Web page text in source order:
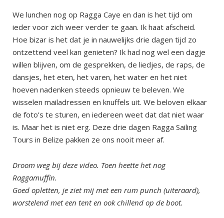
We lunchen nog op Ragga Caye en dan is het tijd om
ieder voor zich weer verder te gaan. Ik haat afscheid.
Hoe bizar is het dat je in nauwelijks drie dagen tijd zo
ontzettend veel kan genieten? Ik had nog wel een dagje
willen blijven, om de gesprekken, de liedjes, de raps, de
dansjes, het eten, het varen, het water en het niet
hoeven nadenken steeds opnieuw te beleven. We
wisselen mailadressen en knuffels uit. We beloven elkaar
de foto’s te sturen, en iedereen weet dat dat niet waar
is. Maar het is niet erg. Deze drie dagen Ragga Sailing
Tours in Belize pakken ze ons nooit meer af.
Droom weg bij deze video. Toen heette het nog
Raggamuffin.
Goed opletten, je ziet mij met een rum punch (uiteraard),
worstelend met een tent en ook chillend op de boot.